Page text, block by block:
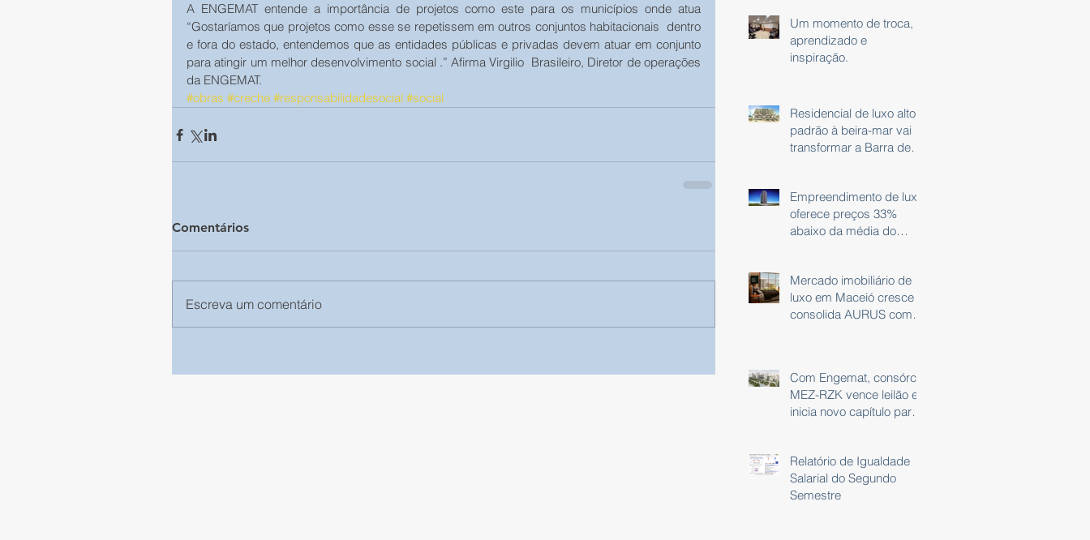
A ENGEMAT entende a importância de projetos como este para os municípios onde atua
“Gostaríamos que projetos como esse se repetissem em outros conjuntos habitacionais  dentro
e fora do estado, entendemos que as entidades públicas e privadas devem atuar em conjunto
para atingir um melhor desenvolvimento social .” Afirma Virgilio  Brasileiro, Diretor de operações
da ENGEMAT.
#obras #creche #responsabilidadesocial #social
Comentários
Escreva um comentário
Um momento de troca,
aprendizado e
inspiração.
Residencial de luxo alto
padrão à beira-mar vai
transformar a Barra de
Empreendimento de luxo
oferece preços 33%
abaixo da média do
Mercado imobiliário de
luxo em Maceió cresce e
consolida AURUS como
Com Engemat, consórcio
MEZ-RZK vence leilão e
inicia novo capítulo para
Relatório de Igualdade
Salarial do Segundo
Semestre